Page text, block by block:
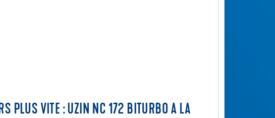
PLUS VITE : UZIN NC 172 BITURBO A LA